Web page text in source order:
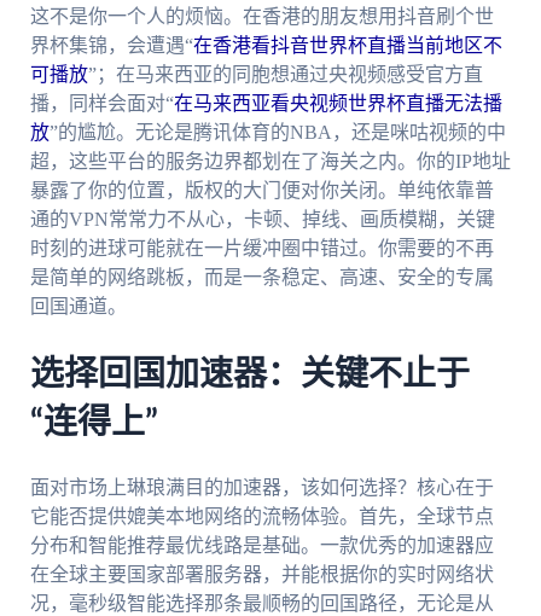
这不是你一个人的烦恼。在香港的朋友想用抖音刷个世
界杯集锦，会遭遇“在香港看抖音世界杯直播当前地区不
可播放”；在马来西亚的同胞想通过央视频感受官方直
播，同样会面对“在马来西亚看央视频世界杯直播无法播
放”的尴尬。无论是腾讯体育的NBA，还是咪咕视频的中
超，这些平台的服务边界都划在了海关之内。你的IP地址
暴露了你的位置，版权的大门便对你关闭。单纯依靠普
通的VPN常常力不从心，卡顿、掉线、画质模糊，关键
时刻的进球可能就在一片缓冲圈中错过。你需要的不再
是简单的网络跳板，而是一条稳定、高速、安全的专属
回国通道。
选择回国加速器：关键不止于
“连得上”
面对市场上琳琅满目的加速器，该如何选择？核心在于
它能否提供媲美本地网络的流畅体验。首先，全球节点
分布和智能推荐最优线路是基础。一款优秀的加速器应
在全球主要国家部署服务器，并能根据你的实时网络状
况，毫秒级智能选择那条最顺畅的回国路径，无论是从